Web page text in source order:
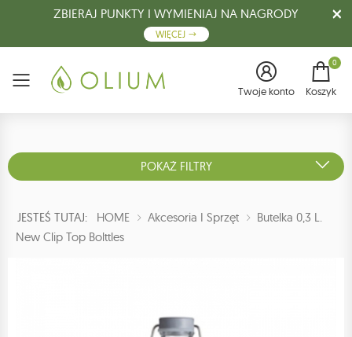
ZBIERAJ PUNKTY I WYMIENIAJ NA NAGRODY
WIĘCEJ
Menu Twoje konto
0
Koszyk
POKAŻ FILTRY
JESTEŚ TUTAJ: HOME Akcesoria I Sprzęt
Butelka 0,3 L.
New Clip Top Bolttles